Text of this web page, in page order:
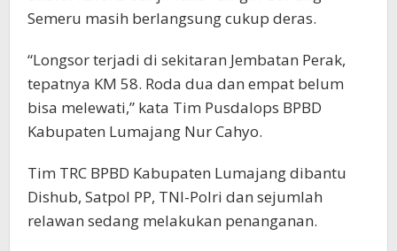
Semeru masih berlangsung cukup deras.
“Longsor terjadi di sekitaran Jembatan Perak,
tepatnya KM 58. Roda dua dan empat belum
bisa melewati,” kata Tim Pusdalops BPBD
Kabupaten Lumajang Nur Cahyo.
Tim TRC BPBD Kabupaten Lumajang dibantu
Dishub, Satpol PP, TNI-Polri dan sejumlah
relawan sedang melakukan penanganan.